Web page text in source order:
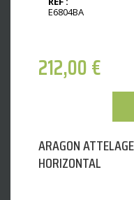
E6804BA
212,00€
ARAGON
HORIZONTAL